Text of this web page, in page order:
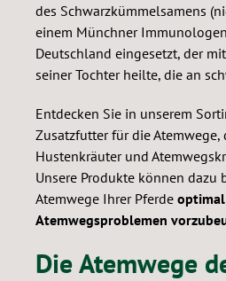
des Schwarzkümmelsamens
einem Münchner
Deutschland eingesetzt, der
seiner Tochter heilte, die an
Entdecken Sie in unserem
Zusatzfutter für die Atemwege,
Hustenkräuter und
Unsere Produkte können dazu
Atemwege Ihrer Pferde
Atemwegsproblemen
Die Atemwege